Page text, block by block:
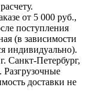
от 5 000 руб.,
поступления
(в зависимости
индивидуально).
Санкт-Петербург,
Разгрузочные
доставки не